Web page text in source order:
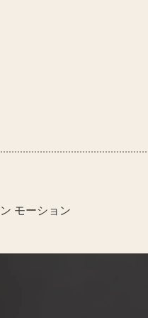
モーション